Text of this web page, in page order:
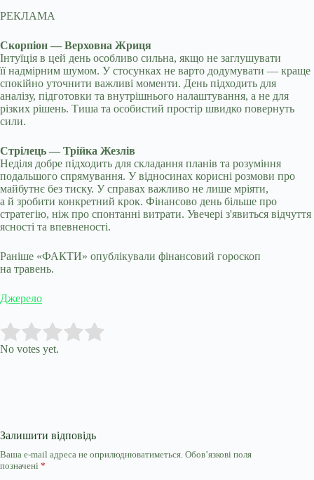
РЕКЛАМА
Скорпіон — Верховна Жриця
Інтуїція в цей день особливо сильна, якщо не заглушувати
її надмірним шумом. У стосунках не варто додумувати — краще
спокійно уточнити важливі моменти. День підходить для
аналізу, підготовки та внутрішнього налаштування, а не для
різких рішень. Тиша та особистий простір швидко повернуть
сили.
Стрілець — Трійка Жезлів
Неділя добре підходить для складання планів та розуміння
подальшого спрямування. У відносинах корисні розмови про
майбутнє без тиску. У справах важливо не лише мріяти,
а й зробити конкретний крок. Фінансово день більше про
стратегію, ніж про спонтанні витрати. Увечері з'явиться відчуття
ясності та впевненості.
Раніше «ФАКТИ» опублікували фінансовий гороскоп
на травень.
Джерело
Rate this item:
No votes yet.
Залишити відповідь
Ваша e-mail адреса не оприлюднюватиметься. Обов’язкові поля
позначені *